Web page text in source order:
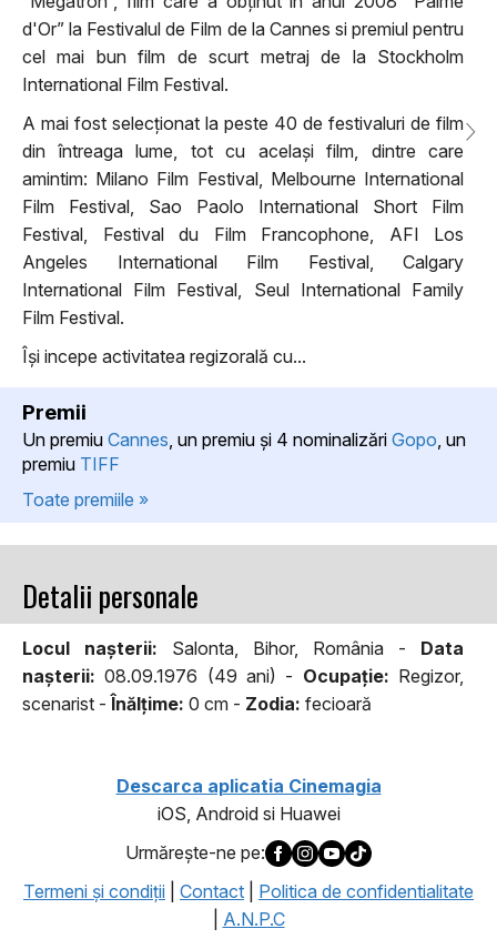
d'Or” la Festivalul de Film de la Cannes si premiul pentru
cel mai bun film de scurt metraj de la Stockholm
International Film Festival.
A mai fost selecționat la peste 40 de festivaluri de film
din întreaga lume, tot cu același film, dintre care
amintim: Milano Film Festival, Melbourne International
Film Festival, Sao Paolo International Short Film
Festival, Festival du Film Francophone, AFI Los
Angeles International Film Festival, Calgary
International Film Festival, Seul International Family
Film Festival.
Își incepe activitatea regizorală cu...
Premii
Un premiu Cannes , un premiu şi 4 nominalizări Gopo , un
premiu TIFF
Toate premiile »
Detalii personale
Locul naşterii: Salonta, Bihor, România - Data
naşterii: 08.09.1976 (49 ani) - Ocupaţie: Regizor,
scenarist -Înălţime: 0 cm - Zodia: fecioară
Descarca aplicatia Cinemagia
iOS, Android si Huawei
Urmăreşte-ne pe:
Termeni şi condiţii
Contact
Politica de confidentialitate
A.N.P.C